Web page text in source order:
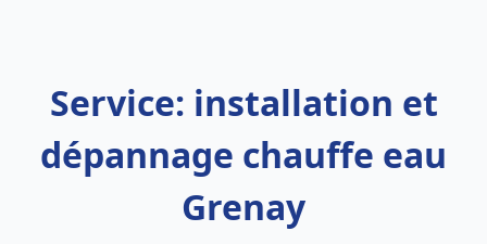
Service: installation et
dépannage chauffe eau
Grenay